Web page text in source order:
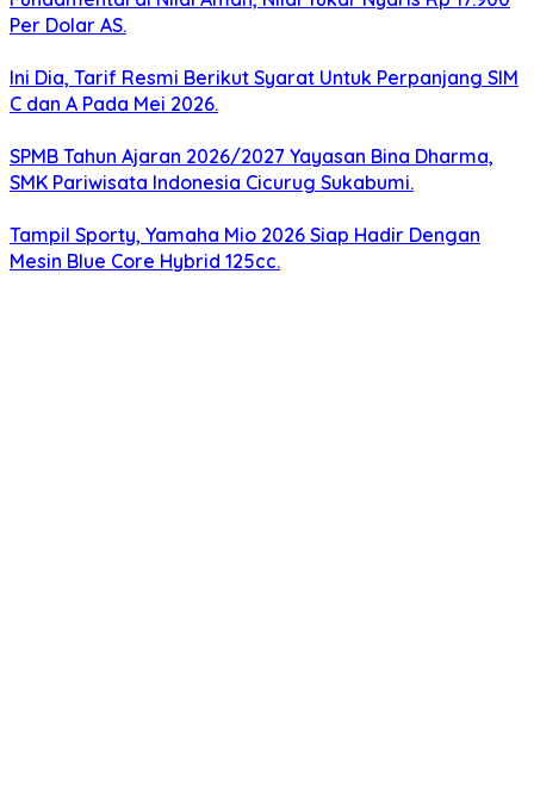
Per Dolar AS.
Ini Dia, Tarif Resmi Berikut Syarat Untuk Perpanjang SIM
C dan A Pada Mei 2026.
SPMB Tahun Ajaran 2026/2027 Yayasan Bina Dharma,
SMK Pariwisata Indonesia Cicurug Sukabumi.
Tampil Sporty, Yamaha Mio 2026 Siap Hadir Dengan
Mesin Blue Core Hybrid 125cc.